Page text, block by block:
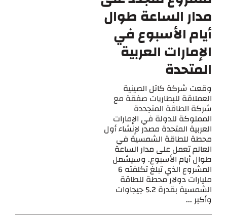
مدار الساعة طوال
أيام الأسبوع في
الإمارات العربية
المتحدة
وقعت شركة كاتل الصينية
العملاقة للبطاريات صفقة مع
شركة الطاقة المتجددة
المملوكة للدولة في الإمارات
العربية المتحدة مصدر لإنشاء أول
محطة للطاقة الشمسية في
العالم تعمل على مدار الساعة
طوال أيام الأسبوع. وسيشمل
المشروع الذي تبلغ تكلفته 6
مليارات دولار محطة للطاقة
الشمسية بقدرة 5.2 جيجاوات
وأكبر ...